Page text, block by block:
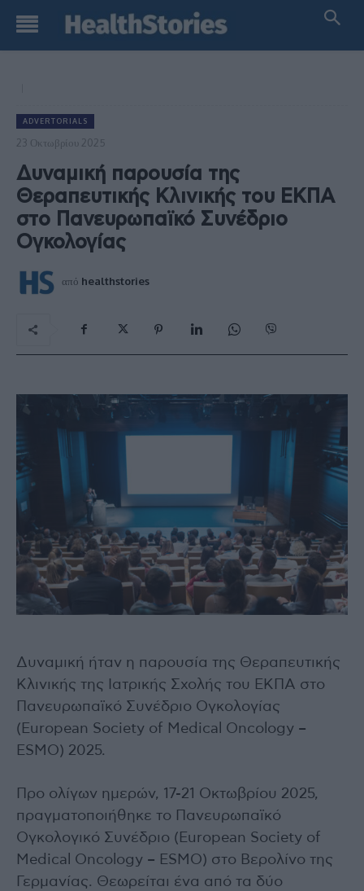
ADVERTORIALS
23 Οκτωβρίου 2025
Δυναμική παρουσία της
Θεραπευτικής Κλινικής του ΕΚΠΑ
στο Πανευρωπαϊκό Συνέδριο
Ογκολογίας
από healthstories
Δυναμική ήταν η παρουσία της Θεραπευτικής
Κλινικής της Ιατρικής Σχολής του ΕΚΠΑ στο
Πανευρωπαϊκό Συνέδριο Ογκολογίας
(European Society of Medical Oncology –
ESMO) 2025.
Προ ολίγων ημερών, 17-21 Οκτωβρίου 2025,
πραγματοποιήθηκε το Πανευρωπαϊκό
Ογκολογικό Συνέδριο (European Society of
Medical Oncology – ESMO) στο Βερολίνο της
Γερμανίας. Θεωρείται ένα από τα δύο